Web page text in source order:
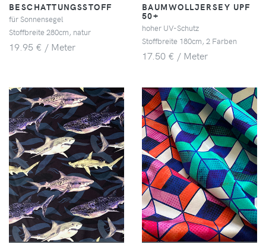
BESCHATTUNGSSTOFF
für Sonnensegel
Stoffbreite 280cm, natur
19.95 € / Meter
BAUMWOLLJERSEY UPF
50+
hoher UV-Schutz
Stoffbreite 180cm, 2 Farben
17.50 € / Meter